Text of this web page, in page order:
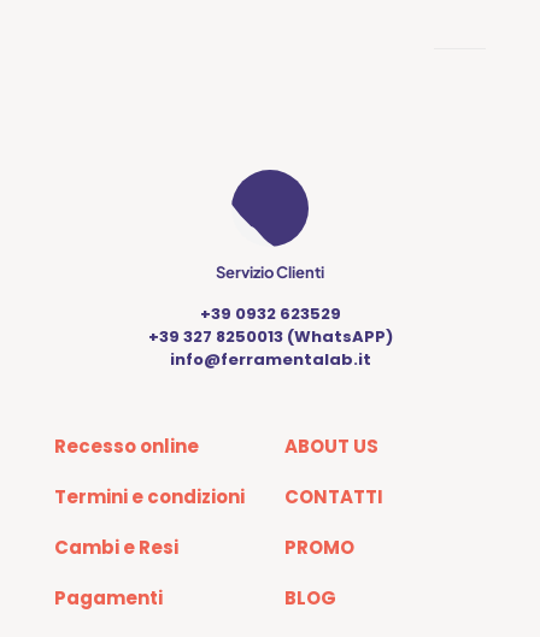
Servizio Clienti
+39 0932 623529
+39 327 8250013 (WhatsAPP)
info@ferramentalab.it
Recesso online
Termini e condizioni
Cambi e Resi
Pagamenti
ABOUT US
CONTATTI
PROMO
BLOG